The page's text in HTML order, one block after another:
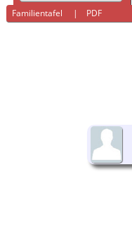
Familientafel | PDF